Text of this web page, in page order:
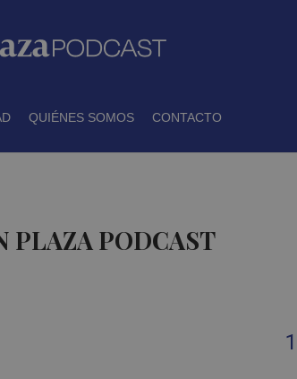
QUIÉNES SOMOS CONTACTO
PLAZA PODCAST
1